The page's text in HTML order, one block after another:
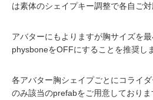
は素体のシェイプキー調整で各自ご対
アバターにもよりますが胸サイズを
physboneをOFFにすることを推奨し
各アバター胸シェイプごとにコライ
のみ該当のprefabをご用意しており